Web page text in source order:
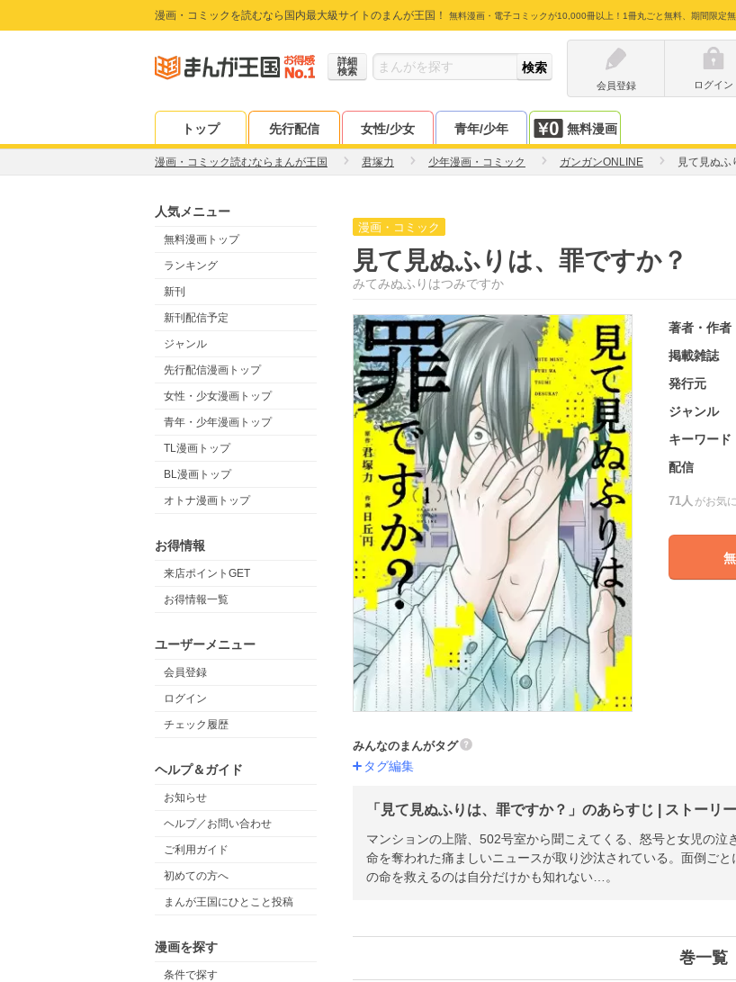
漫画・コミックを読むなら国内最大級サイトのまんが王国！ 無料漫画・電子コミックが10,000冊以上！1冊丸ごと無料、期間限定
詳細
検索
会員登録
ログイン
トップ 先行配信 女性/少女 青年/少年 無料漫画
漫画・コミック読むならまんが王国 君塚力 少年漫画・コミック ガンガンONLINE 見て見ぬふ
人気メニュー
無料漫画トップ
ランキング
新刊
新刊配信予定
ジャンル
先行配信漫画トップ
女性・少女漫画トップ
青年・少年漫画トップ
TL漫画トップ
BL漫画トップ
オトナ漫画トップ
お得情報
来店ポイントGET
お得情報一覧
ユーザーメニュー
会員登録
ログイン
チェック履歴
ヘルプ＆ガイド
お知らせ
ヘルプ／お問い合わせ
ご利用ガイド
初めての方へ
まんが王国にひとこと投稿
漫画を探す
条件で探す
漫画・コミック
見て見ぬふりは、罪ですか？
みてみぬふりはつみですか
著者・作者
掲載雑誌
発行元
ジャンル
キーワード
配信
71人 がお気
みんなのまんがタグ
タグ編集
「見て見ぬふりは、罪ですか？」のあらすじ | ストーリー
マンションの上階、502号室から聞こえてくる、怒号と女児の
命を奪われた痛ましいニュースが取り沙汰されている。面倒ご
の命を救えるのは自分だけかも知れない…。
巻一覧